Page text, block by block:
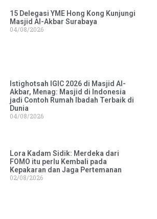
15 Delegasi YME Hong Kong Kunjungi
Masjid Al-Akbar Surabaya
04/08/2026
Istighotsah IGIC 2026 di Masjid Al-
Akbar, Menag: Masjid di Indonesia
jadi Contoh Rumah Ibadah Terbaik di
Dunia
04/08/2026
Lora Kadam Sidik: Merdeka dari
FOMO itu perlu Kembali pada
Kepakaran dan Jaga Pertemanan
02/08/2026